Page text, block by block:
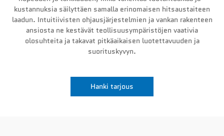
Video
Uutiset
kustannuksia säilyttäen samalla erinomaisen hitsaustaiteen
laadun. Intuitiivisten ohjausjärjestelmien ja vankan rakenteen
ansiosta ne kestävät teollisuusympäristöjen vaativia
olosuhteita ja takavat pitkäaikaisen luotettavuuden ja
suorituskyvyn.
Hanki tarjous